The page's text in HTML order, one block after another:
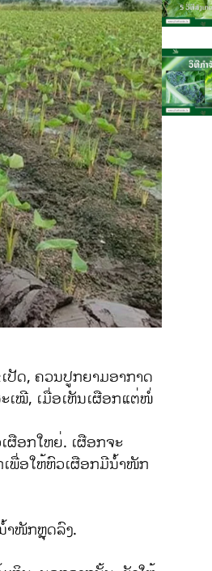
ປັດ, ຄວນປູກຍາມອາກາດ
ເໝີ, ເມື່ອເຫັນເຜືອກແຕ່ໜໍ່
ຜືອກໃຫຍ່. ເຜືອກຈະ
ພື່ອໃຫ້ຫົວເຜືອກມີນ້ໍາໜັກ
າໜັກຫຼຸດລົງ.